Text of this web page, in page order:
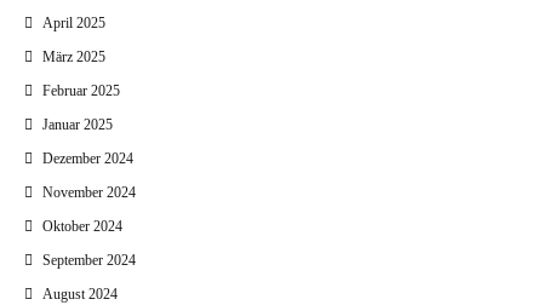
April 2025
März 2025
Februar 2025
Januar 2025
Dezember 2024
November 2024
Oktober 2024
September 2024
August 2024